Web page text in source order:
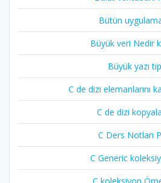
Bütün
Büyük veri Nedir
Büyük yazı
C de dizi elemanlarını
C de dizi
C Ders Notları
C Generic
C koleksiyon